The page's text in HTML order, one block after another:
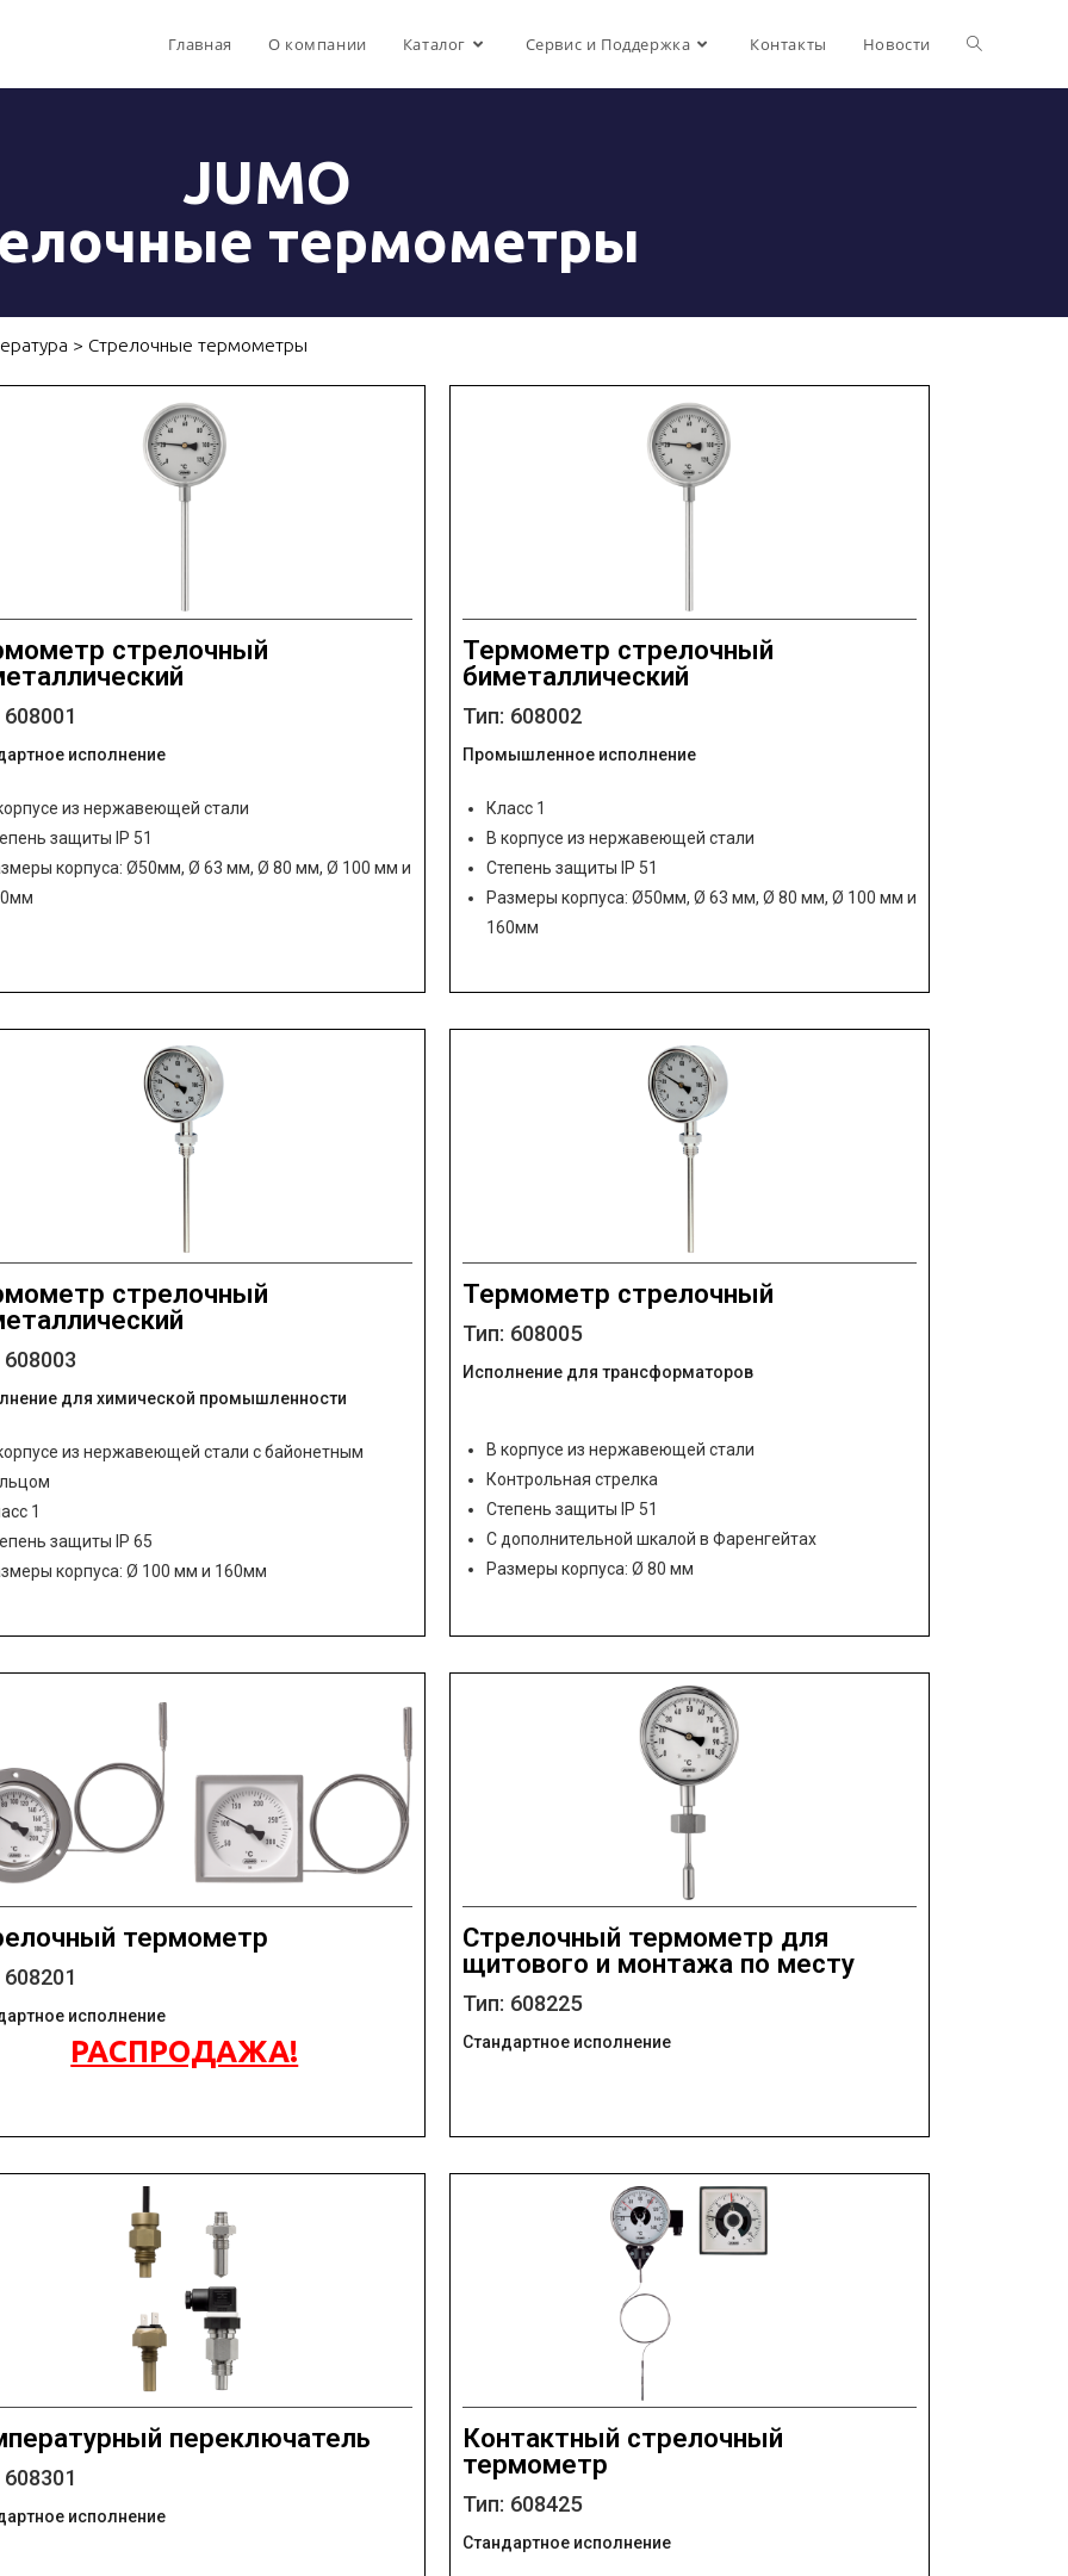
Главная О компании Каталог Сервис и Поддержка Контакты Новости
JUMO
термометры
> Стрелочные термометры
стрелочный
исполнение
из нержавеющей стали
защиты IP 51
корпуса: Ø50мм, Ø 63 мм, Ø 80 мм, Ø 100 мм и
стрелочный
608003
для химической промышленности
из нержавеющей стали с байонетным
1
защиты IP 65
корпуса: Ø 100 мм и 160мм
термометр
исполнение
РАСПРОДАЖА!
переключатель
исполнение
Термометр стрелочный
биметаллический
Тип: 608002
Промышленное исполнение
Класс 1
В корпусе из нержавеющей стали
Степень защиты IP 51
Размеры корпуса: Ø50мм, Ø 63 мм, Ø 80 мм, Ø 100 мм и
160мм
Термометр стрелочный
Тип: 608005
Исполнение для трансформаторов
В корпусе из нержавеющей стали
Контрольная стрелка
Степень защиты IP 51
С дополнительной шкалой в Фаренгейтах
Размеры корпуса: Ø 80 мм
Стрелочный термометр для
щитового и монтажа по месту
Тип: 608225
Стандартное исполнение
Контактный стрелочный
термометр
Тип: 608425
Стандартное исполнение